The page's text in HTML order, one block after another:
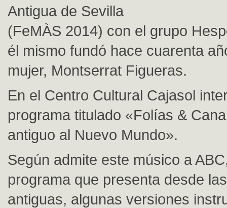
Antigua de Sevilla
(FeMÀS 2014) con el grupo
él mismo fundó hace cuarenta
mujer, Montserrat Figueras.
En el Centro Cultural Cajasol
programa titulado «Folías &
antiguo al Nuevo Mundo».
Según admite este músico a
programa que presenta desde
antiguas, algunas versiones